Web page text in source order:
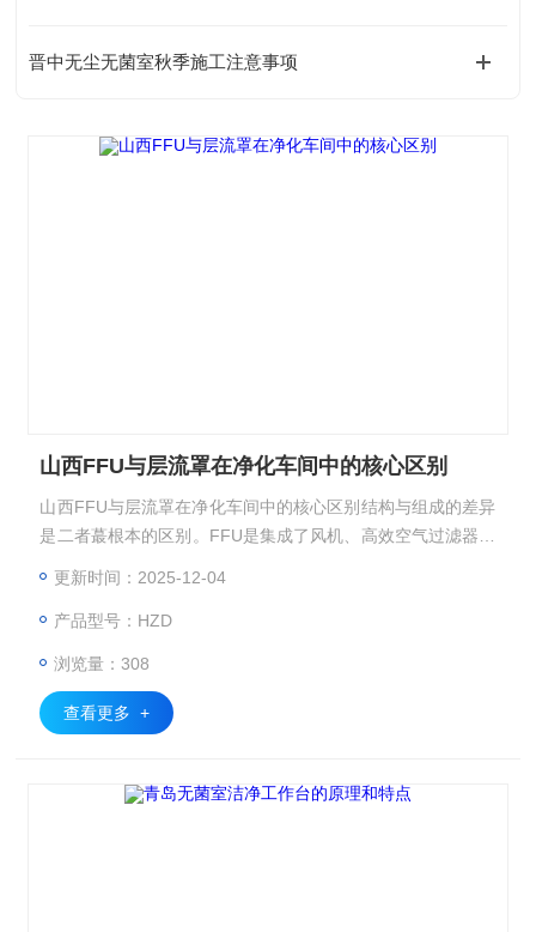
晋中无尘无菌室秋季施工注意事项
山西FFU与层流罩在净化车间中的核心区别
山西FFU与层流罩在净化车间中的核心区别结构与组成的差异
是二者蕞根本的区别。FFU是集成了风机、高效空气过滤器及
更新时间：2025-12-04
产品型号：HZD
浏览量：308
查看更多 +